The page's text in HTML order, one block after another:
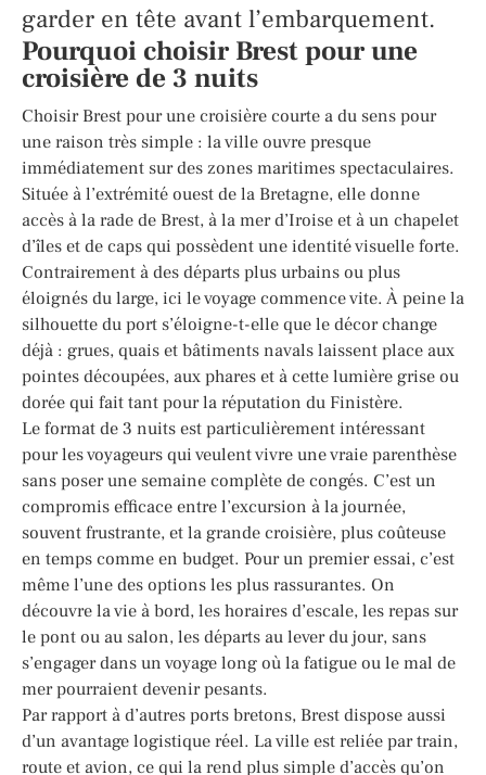
garder en tête avant l’embarquement.
Pourquoi choisir Brest pour une
croisière de 3 nuits
Choisir Brest pour une croisière courte a du sens pour
une raison très simple : la ville ouvre presque
immédiatement sur des zones maritimes spectaculaires.
Située à l’extrémité ouest de la Bretagne, elle donne
accès à la rade de Brest, à la mer d’Iroise et à un chapelet
d’îles et de caps qui possèdent une identité visuelle forte.
Contrairement à des départs plus urbains ou plus
éloignés du large, ici le voyage commence vite. À peine la
silhouette du port s’éloigne-t-elle que le décor change
déjà : grues, quais et bâtiments navals laissent place aux
pointes découpées, aux phares et à cette lumière grise ou
dorée qui fait tant pour la réputation du Finistère.
Le format de 3 nuits est particulièrement intéressant
pour les voyageurs qui veulent vivre une vraie parenthèse
sans poser une semaine complète de congés. C’est un
compromis efficace entre l’excursion à la journée,
souvent frustrante, et la grande croisière, plus coûteuse
en temps comme en budget. Pour un premier essai, c’est
même l’une des options les plus rassurantes. On
découvre la vie à bord, les horaires d’escale, les repas sur
le pont ou au salon, les départs au lever du jour, sans
s’engager dans un voyage long où la fatigue ou le mal de
mer pourraient devenir pesants.
Par rapport à d’autres ports bretons, Brest dispose aussi
d’un avantage logistique réel. La ville est reliée par train,
route et avion, ce qui la rend plus simple d’accès qu’on